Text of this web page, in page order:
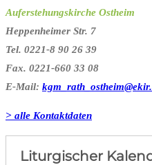
Auferstehungskirche Ostheim
Heppenheimer Str. 7
Tel. 0221-8 90 26 39
Fax. 0221-660 33 08
E-Mail:
> alle Kontaktdaten